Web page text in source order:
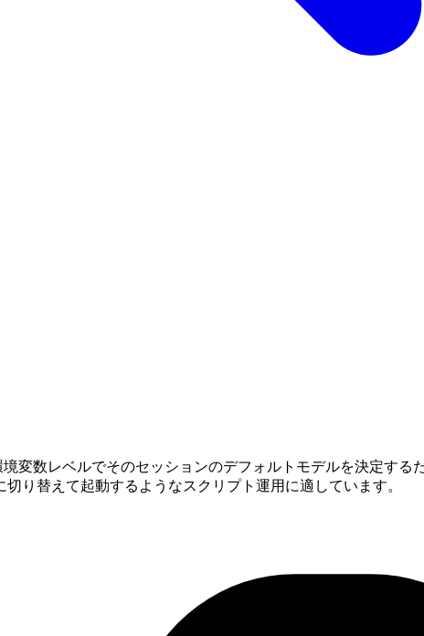
変数レベルでそのセッションのデフォルトモデルを決定する
り替えて起動するようなスクリプト運用に適しています。